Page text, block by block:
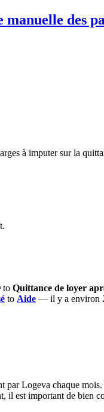
des
à imputer sur la
to Quittance de loyer
to Aide — il y a environ
par Logeva chaque
il est important de bien